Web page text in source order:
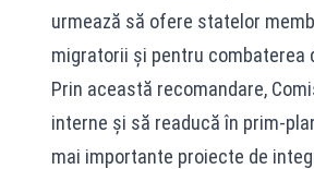
urmează să ofere statelor
migratorii și pentru combaterea
Prin această recomandare,
interne și să readucă în prim-
mai importante proiecte de